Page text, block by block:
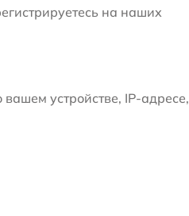
на наших
устройстве, IP-адресе,